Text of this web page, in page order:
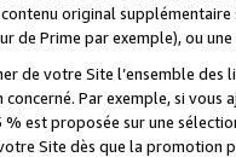
original
de Prime par exemple), ou
de votre Site l’ensemble
concerné. Par exemple, si
% est proposée sur une
Site dès que la promotion